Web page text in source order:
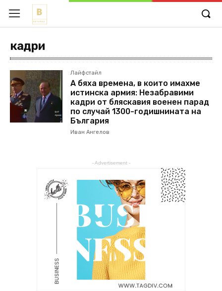
кадри
Лайфстайл
А бяха времена, в които имахме
истинска армия: Незабравими
кадри от бляскавия военен парад
по случай 1300-годишнината на
България
Иван Ангелов
- Advertisement -